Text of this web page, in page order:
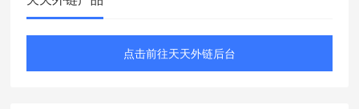
点击前往天天外链后台